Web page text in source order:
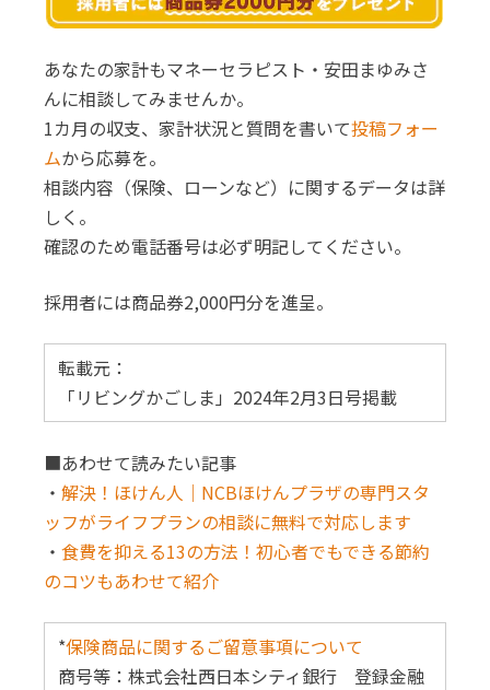
あなたの家計もマネーセラピスト・安田まゆみさ
んに相談してみませんか。
1カ月の収支、家計状況と質問を書いて投稿フォー
ムから応募を。
相談内容（保険、ローンなど）に関するデータは詳
しく。
確認のため電話番号は必ず明記してください。
採用者には商品券2,000円分を進呈。
転載元：
「リビングかごしま」2024年2月3日号掲載
■あわせて読みたい記事
・解決！ほけん人｜NCBほけんプラザの専門スタ
ッフがライフプランの相談に無料で対応します
・食費を抑える13の方法！初心者でもできる節約
のコツもあわせて紹介
*保険商品に関するご留意事項について
商号等：株式会社西日本シティ銀行 登録金融